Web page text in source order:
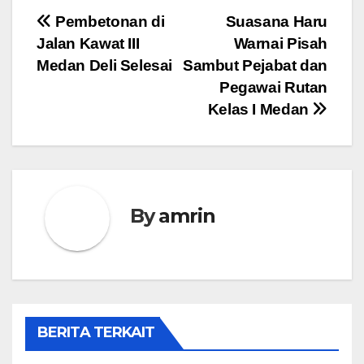
Navigasi
pos
Suasana Haru
Warnai Pisah
Sambut Pejabat dan
Pegawai Rutan
Kelas I Medan
Pembetonan di
Jalan Kawat III
Medan Deli Selesai
Byamrin
BERITA TERKAIT